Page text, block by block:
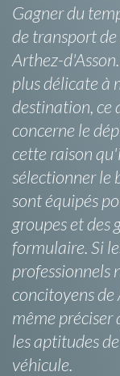
Gagner du
de transport
Arthez-
plus délicate à
destination, ce
concerne le
cette raison
sélectionner le
sont équipés
groupes et des
formulaire. Si
professionnels
concitoyens
même préciser
les aptitudes
véhicule.